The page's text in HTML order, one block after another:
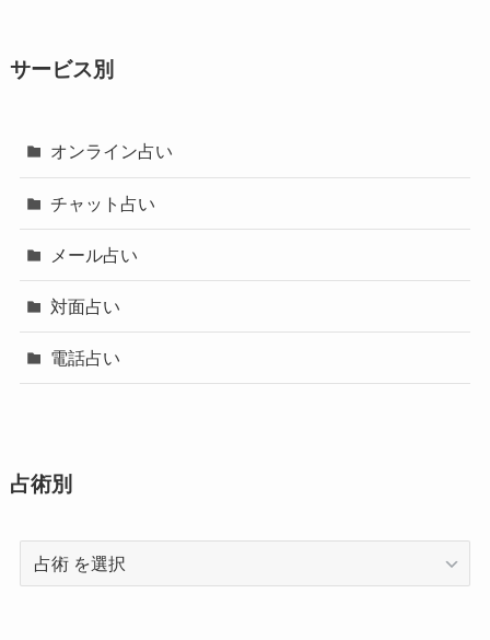
サービス別
オンライン占い
チャット占い
メール占い
対面占い
電話占い
占術別
術